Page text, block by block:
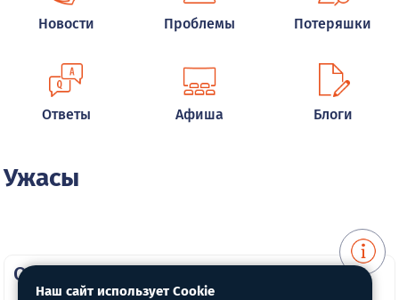
Новости Проблемы Потеряшки
Ответы Афиша Блоги
Ужасы
О портале
Наш сайт использует Cookie